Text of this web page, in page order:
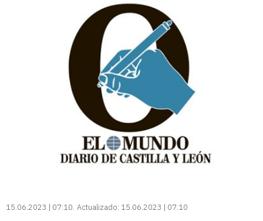
15.06.2023 | 07:10 Actualizado: 15.06.2023 | 07:10